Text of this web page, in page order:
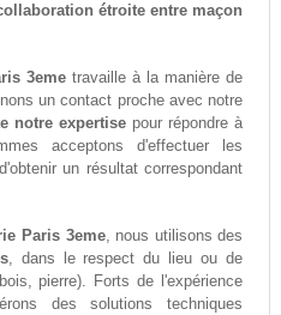
étroite entre maçon
3eme travaille à la manière de
un contact proche avec notre
notre expertise pour répondre à
acceptons d'effectuer les
un résultat correspondant
Paris 3eme, nous utilisons des
, dans le respect du lieu ou de
pierre). Forts de l'expérience
des solutions techniques